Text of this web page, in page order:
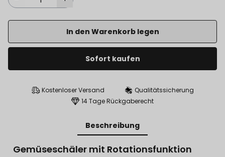
In den Warenkorb legen
Sofort kaufen
Kostenloser Versand
Qualitätssicherung
14 Tage Rückgaberecht
Beschreibung
Gemüseschäler mit Rotationsfunktion